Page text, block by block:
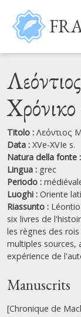
Salta al contenuto
Titolo : Λεόντιος
Data : XVe-XVIe s.
Natura della fonte :
Lingua : grec
Periodo :
Luoghi : Oriente
Riassunto :
six livres de
les règnes des
multiples sources,
expérience de
Manuscrits
[Chronique de